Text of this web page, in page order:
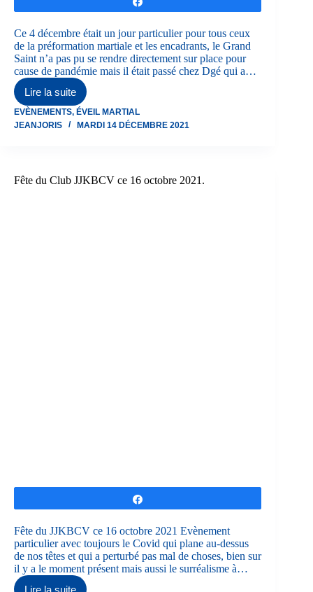
Ce 4 décembre était un jour particulier pour tous ceux
de la préformation martiale et les encadrants, le Grand
Saint n’a pas pu se rendre directement sur place pour
cause de pandémie mais il était passé chez Dgé qui a…
Lire la suite
Saint
Nicolas
du
au
EVÈNEMENTS, ÉVEIL MARTIAL
JEANJORIS
MARDI 14 DÉCEMBRE 2021
Fête du Club JJKBCV ce 16 octobre 2021.
Fête du JJKBCV ce 16 octobre 2021 Evènement
particulier avec toujours le Covid qui plane au-dessus
de nos têtes et qui a perturbé pas mal de choses, bien sur
il y a le moment présent mais aussi le surréalisme à…
Lire la suite